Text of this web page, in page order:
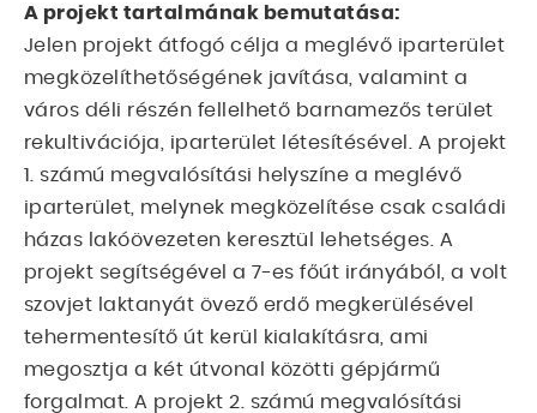
A projekt tartalmának bemutatása:
Jelen projekt átfogó célja a meglévő iparterület
megközelíthetőségének javítása, valamint a
város déli részén fellelhető barnamezős terület
rekultivációja, iparterület létesítésével. A projekt
1. számú megvalósítási helyszíne a meglévő
iparterület, melynek megközelítése csak családi
házas lakóövezeten keresztül lehetséges. A
projekt segítségével a 7-es főút irányából, a volt
szovjet laktanyát övező erdő megkerülésével
tehermentesítő út kerül kialakításra, ami
megosztja a két útvonal közötti gépjármű
forgalmat. A projekt 2. számú megvalósítási